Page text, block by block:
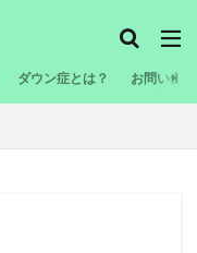
ダウン症とは？ お問い合